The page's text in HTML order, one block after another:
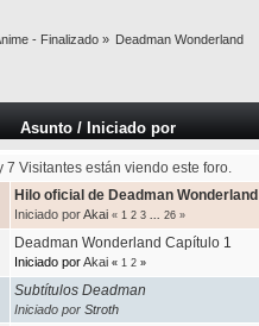
- Finalizado» Deadman Wonderland
Asunto /Iniciado por
7 Visitantes están viendo este foro.
Hilo oficial de Deadman Wonderland
Iniciado porAkai « 1 2 3 26 »
Deadman Wonderland Capítulo 1
Iniciado porAkai « 1 2 »
Subtítulos Deadman
Iniciado por Stroth